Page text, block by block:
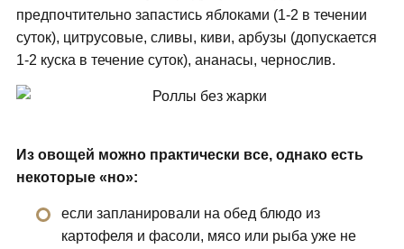
предпочтительно запастись яблоками (1-2 в течении
суток), цитрусовые, сливы, киви, арбузы (допускается
1-2 куска в течение суток), ананасы, чернослив.
Из овощей можно практически все, однако есть
некоторые «но»:
если запланировали на обед блюдо из
картофеля и фасоли, мясо или рыба уже не